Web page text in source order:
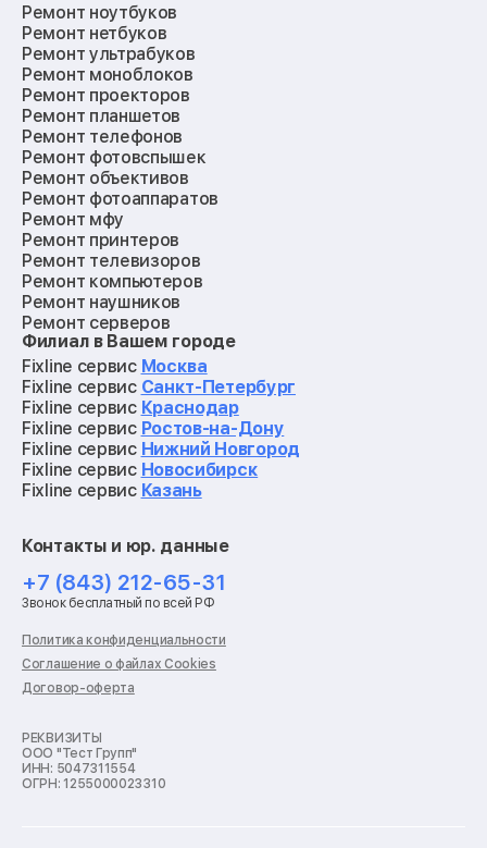
Ремонт ноутбуков
Ремонт нетбуков
Ремонт ультрабуков
Ремонт моноблоков
Ремонт проекторов
Ремонт планшетов
Ремонт телефонов
Ремонт фотовспышек
Ремонт объективов
Ремонт фотоаппаратов
Ремонт мфу
Ремонт принтеров
Ремонт телевизоров
Ремонт компьютеров
Ремонт наушников
Ремонт серверов
Ремонт мониторов
Ремонт квадрокоптеров
Ремонт электросамокатов
Ремонт материнских плат
Ремонт видеокарт
Ремонт кофемашин
Ремонт vr систем
Ремонт игровых приставок
Ремонт роботов-пылесосов
Ремонт холодильников
Ремонт стиральных машин
Ремонт пылесосов
Ремонт варочных панелей
Ремонт духовых шкафов
Ремонт кондиционеров
Ремонт кухонных комбайнов
Ремонт морозильных камер
Ремонт отпаривателей
Ремонт плоттеров
Филиал в Вашем городе
Fixline сервис Москва
Fixline сервис Санкт-Петербург
Fixline сервис Краснодар
Fixline сервис Ростов-на-Дону
Fixline сервис Нижний Новгород
Fixline сервис Новосибирск
Fixline сервис Казань
Контакты и юр. данные
+7 (843) 212-65-31
Звонок бесплатный по всей РФ
Политика конфиденциальности
Соглашение о файлах Cookies
Договор-оферта
РЕКВИЗИТЫ
ООО "Тест Групп"
ИНН: 5047311554
ОГРН: 1255000023310